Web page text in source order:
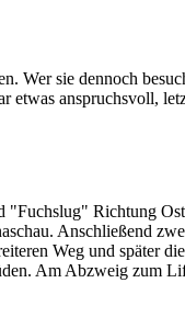
Wer sie dennoch
anspruchsvoll,
Richtung
Anschließend
Weg und später
Am Abzweig zum